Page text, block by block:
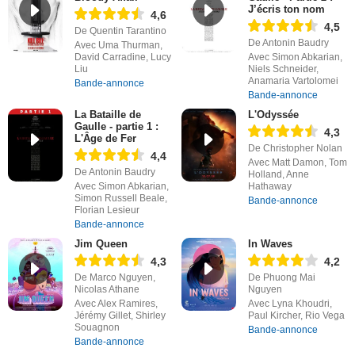
4,6
De Quentin Tarantino
Avec Uma Thurman,
David Carradine, Lucy
Liu
Bande-annonce
J’écris ton nom
4,5
De Antonin Baudry
Avec Simon Abkarian,
Niels Schneider,
Anamaria Vartolomei
Bande-annonce
La Bataille de
Gaulle - partie 1 :
L'Âge de Fer
4,4
De Antonin Baudry
Avec Simon Abkarian,
Simon Russell Beale,
Florian Lesieur
Bande-annonce
L'Odyssée
4,3
De Christopher Nolan
Avec Matt Damon, Tom
Holland, Anne
Hathaway
Bande-annonce
Jim Queen
4,3
De Marco Nguyen,
Nicolas Athane
Avec Alex Ramires,
Jérémy Gillet, Shirley
Souagnon
Bande-annonce
In Waves
4,2
De Phuong Mai
Nguyen
Avec Lyna Khoudri,
Paul Kircher, Rio Vega
Bande-annonce